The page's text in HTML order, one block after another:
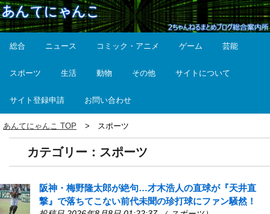
総合 ニュース コミック・アニメ ゲーム 芸能
スポーツ 生活 動物 その他 サイトについて
サイト登録申請 お問い合わせ
あんてにゃんこ TOP スポーツ
カテゴリー：スポーツ
阪神・梅野隆太郎が絶句…才木浩人の直球が『天井直
撃』で落ちてこない前代未聞の珍打球にファン騒然！